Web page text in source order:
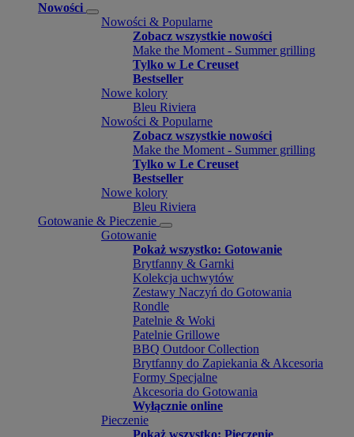
Nowości
Nowości & Popularne
Zobacz wszystkie nowości
Make the Moment - Summer grilling
Tylko w Le Creuset
Bestseller
Nowe kolory
Bleu Riviera
Nowości & Popularne
Zobacz wszystkie nowości
Make the Moment - Summer grilling
Tylko w Le Creuset
Bestseller
Nowe kolory
Bleu Riviera
Gotowanie & Pieczenie
Gotowanie
Pokaż wszystko: Gotowanie
Brytfanny & Garnki
Kolekcja uchwytów
Zestawy Naczyń do Gotowania
Rondle
Patelnie & Woki
Patelnie Grillowe
BBQ Outdoor Collection
Brytfanny do Zapiekania & Akcesoria
Formy Specjalne
Akcesoria do Gotowania
Wyłącznie online
Pieczenie
Pokaż wszystko: Pieczenie